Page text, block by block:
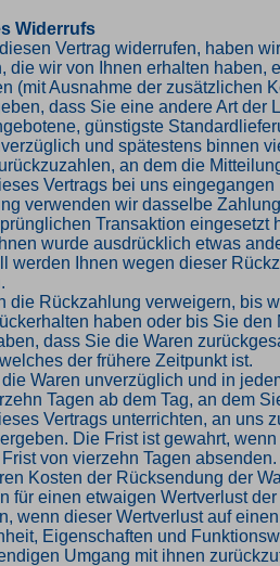
Widerrufs
Vertrag widerrufen, haben
die wir von Ihnen erhalten haben,
(mit Ausnahme der zusätzlichen
dass Sie eine andere Art der
günstigste
und spätestens binnen
an dem die
Vertrags bei uns eingegangen
verwenden wir dasselbe
Transaktion eingesetzt
wurde ausdrücklich etwas
werden Ihnen wegen dieser
die Rückzahlung verweigern, bis
haben oder bis Sie den
dass Sie die Waren
der frühere Zeitpunkt ist.
Waren unverzüglich und in
Tagen ab dem Tag, an dem
Vertrags unterrichten, an uns
Die Frist ist gewahrt,
von vierzehn Tagen
Kosten der Rücksendung der
für einen etwaigen Wertverlust
wenn dieser Wertverlust auf
Eigenschaften und
Umgang mit ihnen